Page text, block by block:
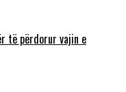
të përdorur vajin e